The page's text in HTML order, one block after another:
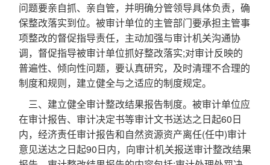
问题要亲自抓、亲自管，并明确分管领导具体负责，确
保整改落实到位。被审计单位的主管部门要承担主管事
项整改的督促指导责任，主动加强与审计机关沟通协
调，督促指导被审计单位抓好整改落实;对审计反映的
普遍性、倾向性问题，要认真研究，及时清理不合理的
制度和规则，建立健全与之适应的制度规定。
三、建立健全审计整改结果报告制度。被审计单位应
在审计报告、审计决定书等审计文书送达之日起60日
内，经济责任审计报告和自然资源资产离任(任中)审计
意见送达之日起90日内，向审计机关报送审计整改结果